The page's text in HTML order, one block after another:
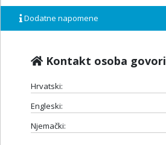
Dodatne napomene
Kontakt osoba govori
Hrvatski:
Engleski:
Njemački: